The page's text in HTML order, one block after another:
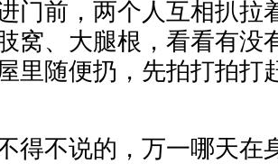
门前，两个人互相扒拉
窝、大腿根，看看有没
里随便扔，先拍打拍打
得不说的，万一哪天在